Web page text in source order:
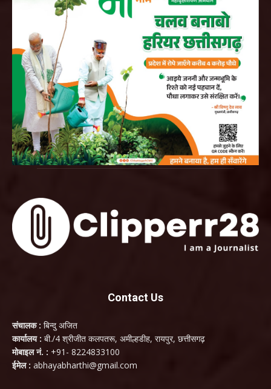
Contact Us
संचालक : बिन्दु अजित
कार्यालय : बी./4 श्रीजीत कलपतरू, अमील्हडीह, रायपुर, छत्तीसगढ़
मोबाइल नं. : +91- 8224833100
ईमेल : abhayabharthi@gmail.com